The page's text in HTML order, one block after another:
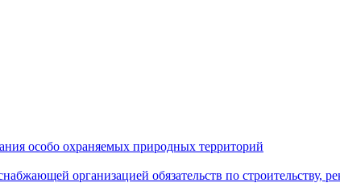
особо охраняемых природных территорий
организацией обязательств по строительству,